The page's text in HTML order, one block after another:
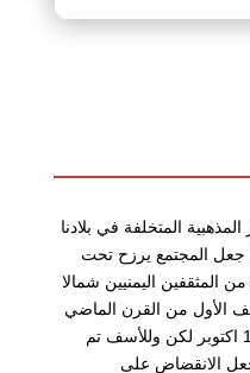
المتخلفة في بلادنا
جعل المجتمع يرزح تحت
المثقفين اليمنيين شمالا
الأول من القرن الماضي
نتج عن ذلك ثورتي 26 سبتمبر و 14 اكتوبر لكن وللأسف تم
الانقضاض على